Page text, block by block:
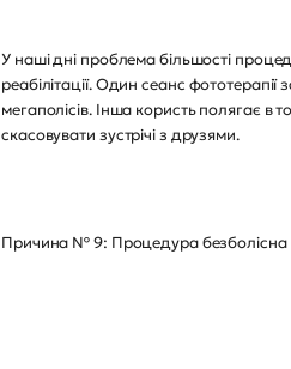
У наші дні проблема більшості
реабілітації. Один сеанс
мегаполісів. Інша користь полягає
скасовувати зустрічі з друзями.
Причина № 9: Процедура безболісна